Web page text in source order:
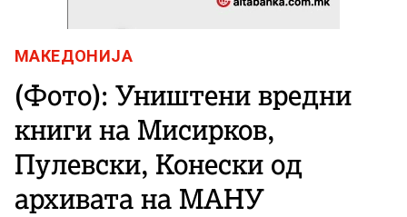
МАКЕДОНИЈА
(Фото): Уништени вредни
книги на Мисирков,
Пулевски, Конески од
архивата на МАНУ